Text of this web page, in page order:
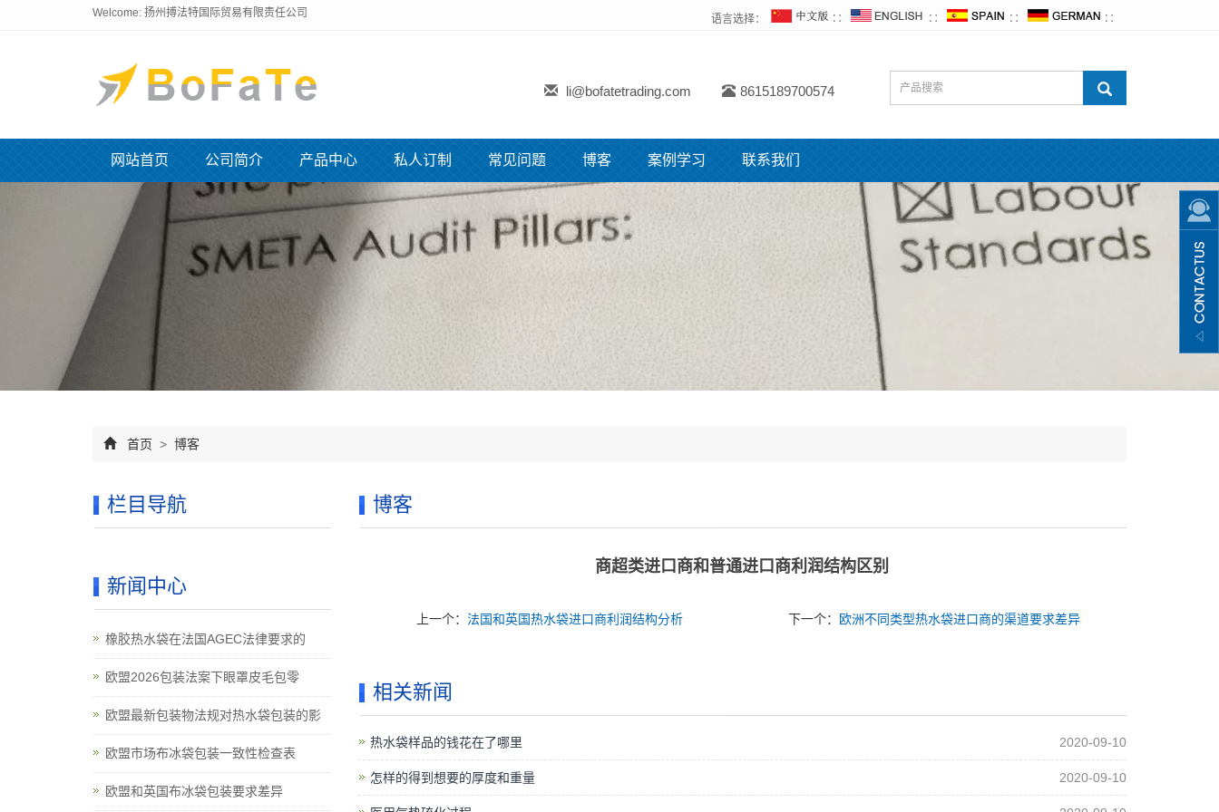
Welcome: 扬州搏法特国际贸易有限责任公司
语言选择： ∷ ∷ ∷ ∷
li@bofatetrading.com 8615189700574
网站首页 公司简介 产品中心 私人订制 常见问题 博客 案例学习 联系我们
首页 > 博客
博客
商超类进口商和普通进口商利润结构区别
上一个： 法国和英国热水袋进口商利润结构分析 下一个： 欧洲不同类型热水袋进口商的渠道要求差异
相关新闻
热水袋样品的钱花在了哪里 2020-09-10
怎样的得到想要的厚度和重量 2020-09-10
栏目导航
新闻中心
橡胶热水袋在法国AGEC法律要求的
欧盟2026包装法案下眼罩皮毛包零
欧盟最新包装物法规对热水袋包装的影
欧盟市场布冰袋包装一致性检查表
欧盟和英国布冰袋包装要求差异